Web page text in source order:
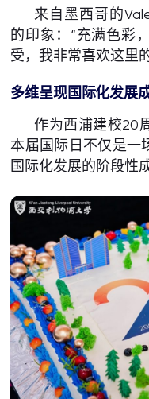
来自墨西哥的
的印象：“充满色彩
受，我非常喜欢这里
多维呈现国际化发展
作为西浦建校20
本届国际日不仅是一
国际化发展的阶段性